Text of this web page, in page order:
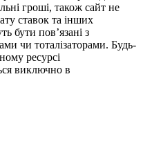
гроші, також сайт не
ставок та інших
бути пов’язані з
чи тоталізаторами. Будь-
ресурсі
виключно в